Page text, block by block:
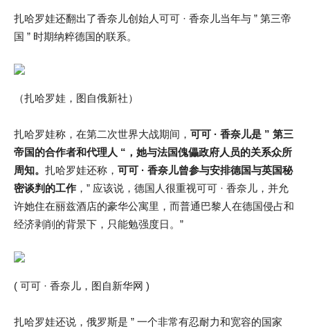
扎哈罗娃还翻出了香奈儿创始人可可 · 香奈儿当年与 ” 第三帝
国 ” 时期纳粹德国的联系。
（扎哈罗娃，图自俄新社）
扎哈罗娃称，在第二次世界大战期间， 可可 · 香奈儿是 ” 第三
帝国的合作者和代理人 “，她与法国傀儡政府人员的关系众所
周知。 扎哈罗娃还称， 可可 · 香奈儿曾参与安排德国与英国秘
密谈判的工作 ，” 应该说，德国人很重视可可 · 香奈儿，并允
许她住在丽兹酒店的豪华公寓里，而普通巴黎人在德国侵占和
经济剥削的背景下，只能勉强度日。”
( 可可 · 香奈儿，图自新华网 )
扎哈罗娃还说，俄罗斯是 ” 一个非常有忍耐力和宽容的国家